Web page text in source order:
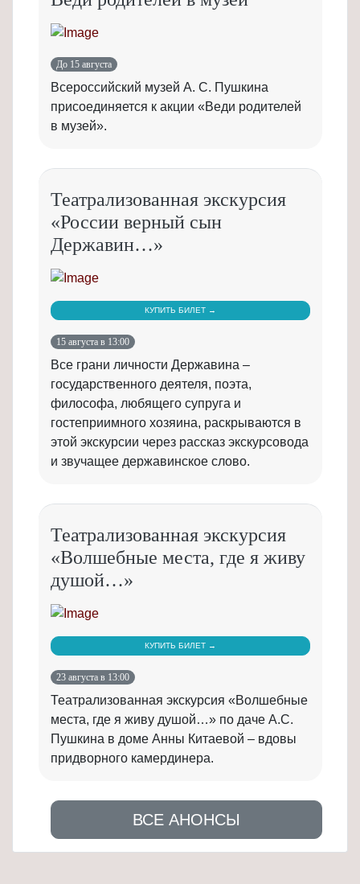
До 15 августа
Всероссийский музей А. С. Пушкина
присоединяется к акции «Веди родителей
в музей».
Театрализованная экскурсия
«России верный сын
Державин…»
КУПИТЬ БИЛЕТ →
15 августа в 13:00
Все грани личности Державина –
государственного деятеля, поэта,
философа, любящего супруга и
гостеприимного хозяина, раскрываются в
этой экскурсии через рассказ экскурсовода
и звучащее державинское слово.
Театрализованная экскурсия
«Волшебные места, где я живу
душой…»
КУПИТЬ БИЛЕТ →
23 августа в 13:00
Театрализованная экскурсия «Волшебные
места, где я живу душой…» по даче А.С.
Пушкина в доме Анны Китаевой – вдовы
придворного камердинера.
ВСЕ АНОНСЫ